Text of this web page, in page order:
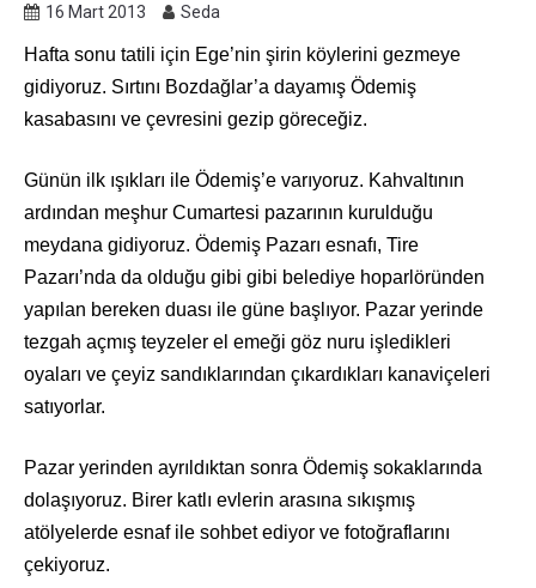
16 Mart 2013 Seda
Hafta sonu tatili için Ege’nin şirin köylerini gezmeye
gidiyoruz. Sırtını Bozdağlar’a dayamış Ödemiş
kasabasını ve çevresini gezip göreceğiz.
Günün ilk ışıkları ile Ödemiş’e varıyoruz. Kahvaltının
ardından meşhur Cumartesi pazarının kurulduğu
meydana gidiyoruz. Ödemiş Pazarı esnafı, Tire
Pazarı’nda da olduğu gibi gibi belediye hoparlöründen
yapılan bereken duası ile güne başlıyor. Pazar yerinde
tezgah açmış teyzeler el emeği göz nuru işledikleri
oyaları ve çeyiz sandıklarından çıkardıkları kanaviçeleri
satıyorlar.
Pazar yerinden ayrıldıktan sonra Ödemiş sokaklarında
dolaşıyoruz. Birer katlı evlerin arasına sıkışmış
atölyelerde esnaf ile sohbet ediyor ve fotoğraflarını
çekiyoruz.